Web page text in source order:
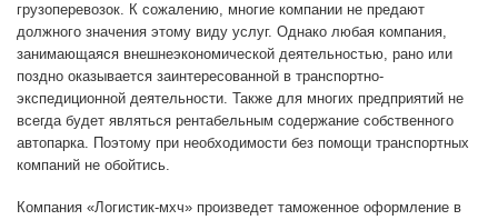
грузоперевозок. К сожалению, многие компании не предают
должного значения этому виду услуг. Однако любая компания,
занимающаяся внешнеэкономической деятельностью, рано или
поздно оказывается заинтересованной в транспортно-
экспедиционной деятельности. Также для многих предприятий не
всегда будет являться рентабельным содержание собственного
автопарка. Поэтому при необходимости без помощи транспортных
компаний не обойтись.
Компания «Логистик-мхч» произведет таможенное оформление в